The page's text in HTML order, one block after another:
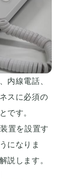
内線電話、
スに必須の
です。
置を設置す
になりま
説します。